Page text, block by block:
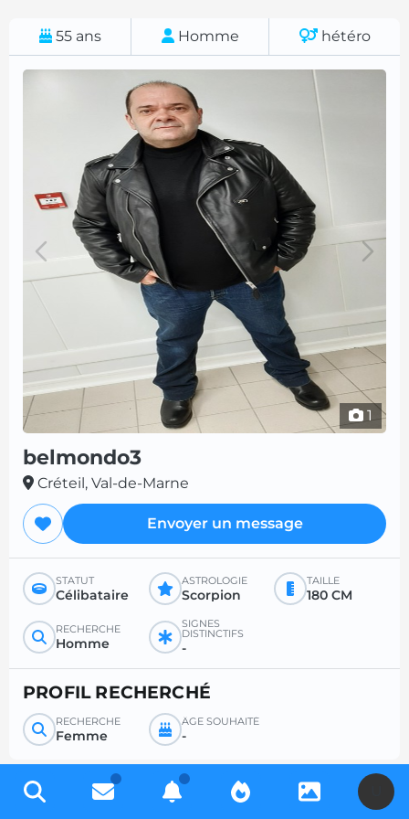
55 ans Homme hétéro
1
belmondo3
Créteil, Val-de-Marne
Envoyer un message
STATUT
Célibataire
ASTROLOGIE
Scorpion
TAILLE
180 CM
RECHERCHE
Homme
SIGNES
DISTINCTIFS
-
PROFIL RECHERCHÉ
RECHERCHE
Femme
ÂGE SOUHAITÉ
-
Inscrivez-vous gratuitement pour accéder à des